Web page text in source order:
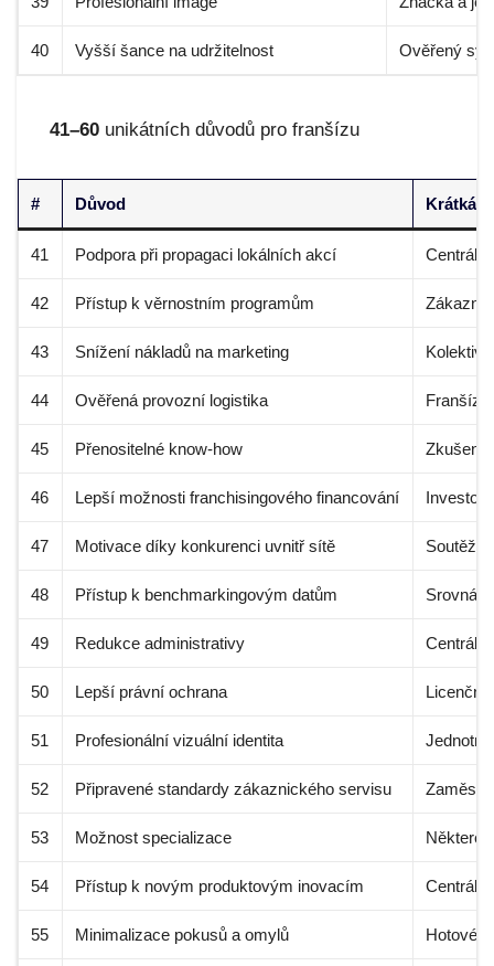
40 Vyšší šance na udržitelnost Ověřený
41–60 unikátních důvodů pro franšízu
# Důvod Krátká
41 Podpora při propagaci lokálních akcí Centrála
42 Přístup k věrnostním programům
43 Snížení nákladů na marketing
44 Ověřená provozní logistika
45 Přenositelné know-how
46 Lepší možnosti franchisingového financování Investoři
47 Motivace díky konkurenci uvnitř sítě
48 Přístup k benchmarkingovým datům
49 Redukce administrativy Centrála
50 Lepší právní ochrana Licenční
51 Profesionální vizuální identita
52 Připravené standardy zákaznického servisu
53 Možnost specializace Některé
54 Přístup k novým produktovým inovacím Centrála
55 Minimalizace pokusů a omylů Hotové